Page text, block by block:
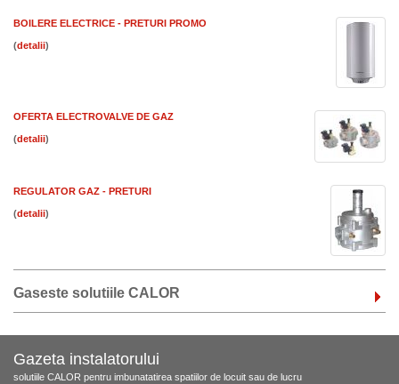
BOILERE ELECTRICE - PRETURI PROMO
( )
OFERTA ELECTROVALVE DE GAZ
( )
REGULATOR GAZ - PRETURI
( )
Gaseste solutiile CALOR
Gazeta instalatorului
solutiile CALOR pentru imbunatatirea spatiilor de locuit sau de lucru